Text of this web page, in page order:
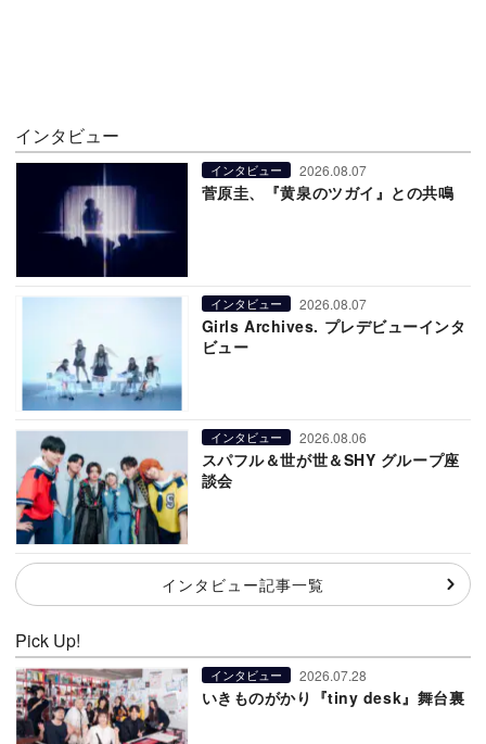
インタビュー
インタビュー 2026.08.07
菅原圭、『黄泉のツガイ』との共鳴
インタビュー 2026.08.07
Girls Archives. プレデビューインタ
ビュー
インタビュー 2026.08.06
スパフル＆世が世＆SHY グループ座
談会
インタビュー記事一覧
Pick Up!
インタビュー 2026.07.28
いきものがかり『tiny desk』舞台裏